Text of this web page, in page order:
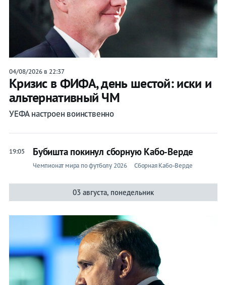
04/08/2026 в 22:37
Кризис в ФИФА, день шестой: иски и
альтернативный ЧМ
УЕФА настроен воинственно
19:05 Бубишта покинул сборную Кабо-Верде
Чемпионат мира по футболу 2026 Сборная Кабо-Верде
03 августа, понедельник